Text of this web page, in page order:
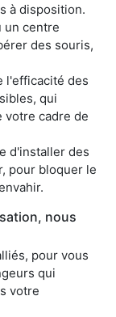
à disposition.
un centre
des souris,
l'efficacité des
qui
votre cadre de
d'installer des
pour bloquer le
nous
pour vous
qui
votre